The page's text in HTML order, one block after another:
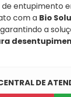
entupimento
com a Bio
a
DE